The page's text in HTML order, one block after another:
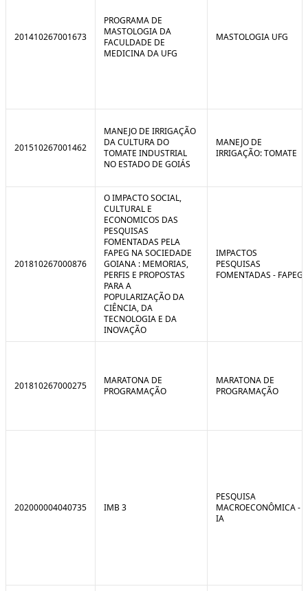
201410267001673
PROGRAMA DE
MASTOLOGIA DA
FACULDADE DE
MEDICINA DA UFG
MASTOLOGIA UFG
201510267001462
MANEJO DE IRRIGAÇÃO
DA CULTURA DO
TOMATE INDUSTRIAL
NO ESTADO DE GOIÁS
MANEJO DE
IRRIGAÇÃO: TOMATE
201810267000876
O IMPACTO SOCIAL,
CULTURAL E
ECONOMICOS DAS
PESQUISAS
FOMENTADAS PELA
FAPEG NA SOCIEDADE
GOIANA : MEMORIAS,
PERFIS E PROPOSTAS
PARA A
POPULARIZAÇÃO DA
CIÊNCIA, DA
TECNOLOGIA E DA
INOVAÇÃO
IMPACTOS
PESQUISAS
FOMENTADAS - FAPEG
201810267000275
MARATONA DE
PROGRAMAÇÃO
MARATONA DE
PROGRAMAÇÃO
202000004040735 IMB 3
PESQUISA
MACROECONÔMICA -
IA